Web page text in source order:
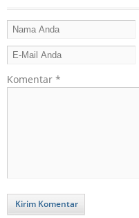
Komentar *
Kirim Komentar